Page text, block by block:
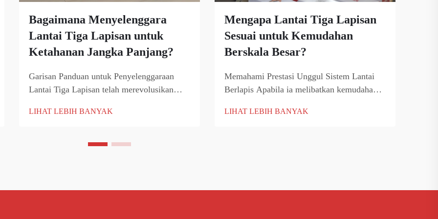
Bagaimana Menyelenggara
Lantai Tiga Lapisan untuk
Ketahanan Jangka Panjang?
Garisan Panduan untuk Penyelenggaraan
Lantai Tiga Lapisan telah merevolusikan
ketahanan dan daya tarikan estetik yang tiada
menggabungkan lapisan permukaan, lapisan
LIHAT LEBIH BANYAK
Mengapa Lantai Tiga Lapisan
Sesuai untuk Kemudahan
Berskala Besar?
Memahami Prestasi Unggul Sistem Lantai
Berlapis Apabila ia melibatkan kemudahan
sekadar estetika. Ia mewakili kemuncak
LIHAT LEBIH BANYAK